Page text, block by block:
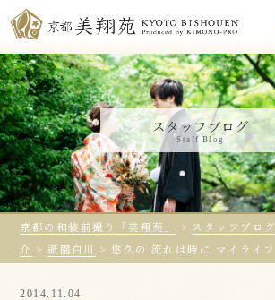
スタッフブログ
Staff Blog
京都の和装前撮り「美翔苑」 > スタッフブログ
介 > 祇園白川 > 悠久の 流れは時に マイライフ
2014.11.04